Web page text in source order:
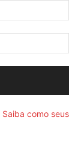
Saiba como seus